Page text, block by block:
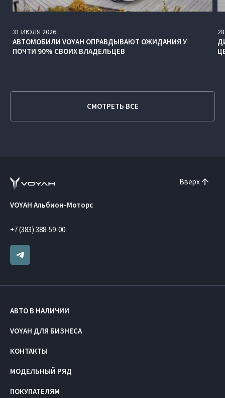
31 ИЮЛЯ 2026
АВТОМОБИЛИ VOYAH ОПРАВДЫВАЮТ ОЖИДАНИЯ У
ПОЧТИ 90% СВОИХ ВЛАДЕЛЬЦЕВ
28
СМОТРЕТЬ ВСЕ
Вверх
VOYAH Альбион-Моторс
+7 (383) 388-59-00
АВТО В НАЛИЧИИ
VOYAH ДЛЯ БИЗНЕСА
КОНТАКТЫ
МОДЕЛЬНЫЙ РЯД
ПОКУПАТЕЛЯМ